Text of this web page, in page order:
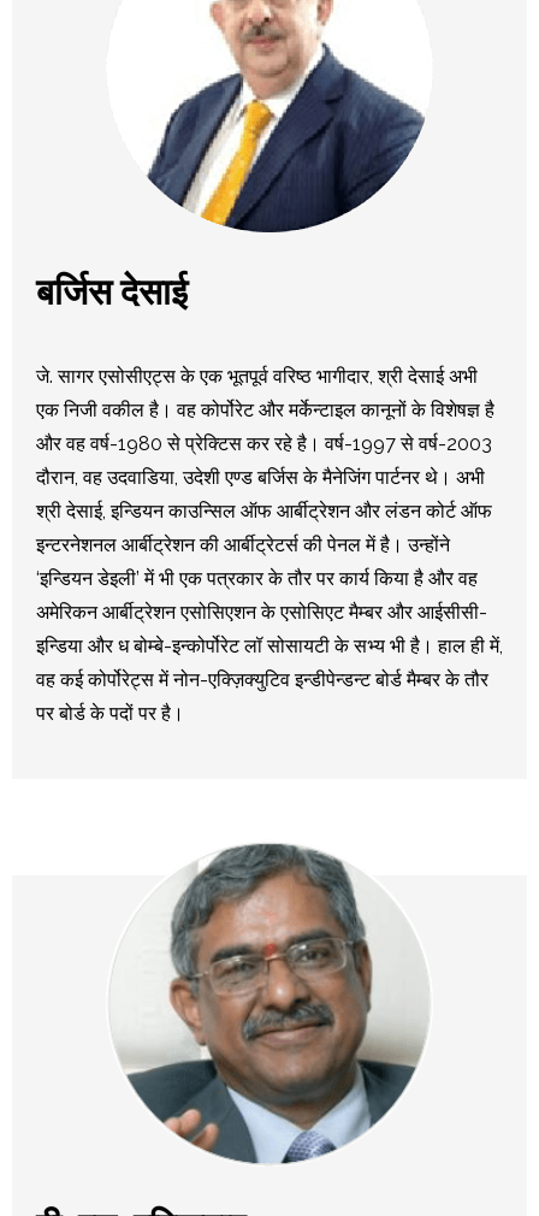
बर्जिस देसाई
जे. सागर एसोसीएट्स के एक भूतपूर्व वरिष्‍ठ भागीदार, श्री देसाई अभी
एक निजी वकील है। वह कोर्पोरेट और मर्केन्टाइल कानूनों के विशेषज्ञ है
और वह वर्ष-1980 से प्रेक्टिस कर रहे है। वर्ष-1997 से वर्ष-2003
दौरान, वह उदवाडिया, उदेशी एण्‍ड बर्जिस के मैनेजिंग पार्टनर थे। अभी
श्री देसाई, इन्डियन काउन्सिल ऑफ आर्बीट्रेशन और लंडन कोर्ट ऑफ
इन्टरनेशनल आर्बीट्रेशन की आर्बीट्रेटर्स की पेनल में है। उन्होंने
‘इन्डियन डेइली’ में भी एक पत्रकार के तौर पर कार्य किया है और वह
अमेरिकन आर्बीट्रेशन एसोसिएशन के एसोसिएट मैम्बर और आईसीसी-
इन्डिया और ध बोम्बे-इन्कोर्पोरेट लॉ सोसायटी के सभ्‍य भी है। हाल ही में,
वह कई कोर्पोरेट्स में नोन-एक्ज़िक्युटिव इन्डीपेन्डन्ट बोर्ड मैम्बर के तौर
पर बोर्ड के पदों पर है।